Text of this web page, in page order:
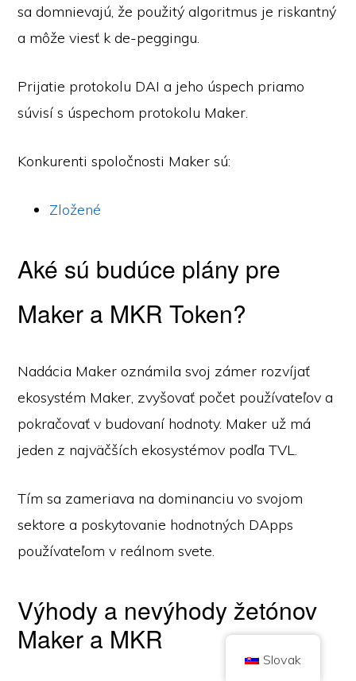
sa domnievajú, že použitý algoritmus je riskantný
a môže viesť k de-peggingu.
Prijatie protokolu DAI a jeho úspech priamo
súvisí s úspechom protokolu Maker.
Konkurenti spoločnosti Maker sú:
Zložené
Aké sú budúce plány pre
Maker a MKR Token?
Nadácia Maker oznámila svoj zámer rozvíjať
ekosystém Maker, zvyšovať počet používateľov a
pokračovať v budovaní hodnoty. Maker už má
jeden z najväčších ekosystémov podľa TVL.
Tím sa zameriava na dominanciu vo svojom
sektore a poskytovanie hodnotných DApps
používateľom v reálnom svete.
Výhody a nevýhody žetónov
Maker a MKR
Autorské práva © 2026 Brilliant British Ltd obchodovanie ako Coin
Kickoff
kráľovstvo, W1W 5PF
výkonnosť nie je indikátorom budúcich výsledkov. Investovanie do
kryptomien je spojené s rizikom.
Kryptomeny nie sú regulované britským Úradom pre finančné správanie a
kryptomien sa môže vzťahovať daň z kapitálových výnosov.
DOMOV O STRÁNKE ZÁSADY OCHRANY OSOBNÝCH ÚDAJOV KONTAKTUJTE NÁS
Slovak